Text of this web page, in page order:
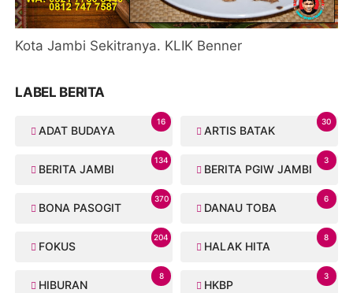
Kota Jambi Sekitranya. KLIK Benner
LABEL BERITA
ADAT BUDAYA
16
ARTIS BATAK
30
BERITA JAMBI
134
BERITA PGIW JAMBI
3
BONA PASOGIT
370
DANAU TOBA
6
FOKUS
204
HALAK HITA
8
HIBURAN
8
HKBP
3